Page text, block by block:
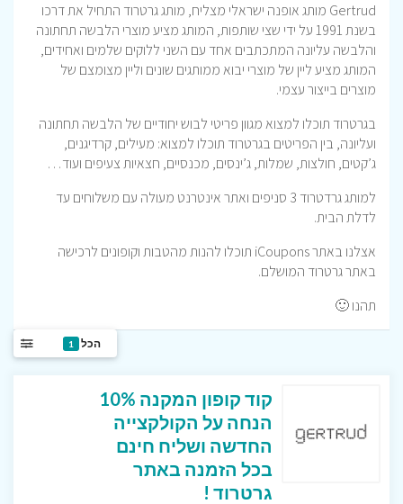
Gertrud מותג אופנה ישראלי מצליח, מותג גרטרוד התחיל את דרכו
בשנת 1991 על ידי שצי שותפות, המותג מציע מוצרי הלבשה תחתונה
והלבשה עליונה המתכתבים אחד עם השני ללוקים שלמים ואחידים,
המותג מציע ליין של מוצרי יבוא ממותגים שונים וליין מצומצם של
מוצרים בייצור עצמי.
בגרטרוד תוכלו למצוא מגוון פריטי לבוש יחודיים של הלבשה תחתונה
ועליונה, בין הפריטים בגרטרוד תוכלו למצוא: מעילים, קרדיגנים,
ג’קטים, חולצות, שמלות, ג’ינסים, מכנסיים, חצאיות צעיפים ועוד…
למותג גרדטרוד 3 סניפים ואתר אינטרנט מעולה עם משלוחים עד
לדלת הבית.
אצלנו באתר iCoupons תוכלו להנות מהטבות וקופונים לרכישה
באתר גרטרוד המושלם.
תהנו 🙂
הכל 1
קוד קופון המקנה 10%
הנחה על הקולקצייה
החדשה ושליח חינם
בכל הזמנה באתר
גרטרוד !